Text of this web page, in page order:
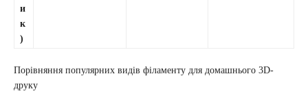
и
к
)
Порівняння популярних видів філаменту для домашнього 3D-
друку